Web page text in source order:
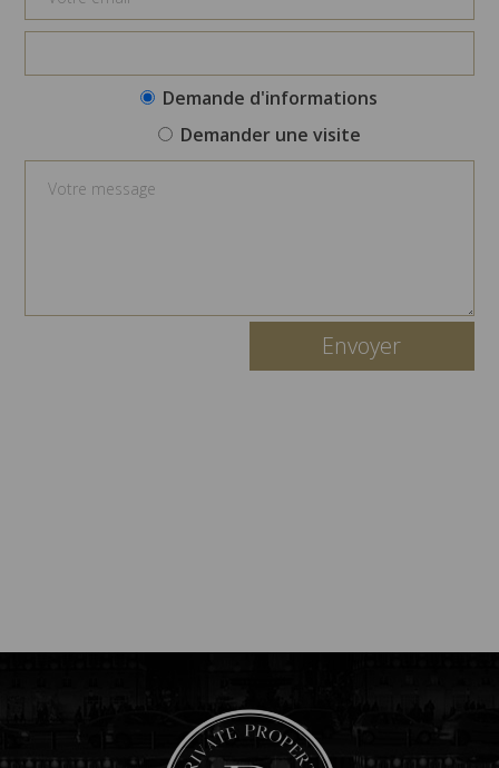
Demande d'informations
Demander une visite